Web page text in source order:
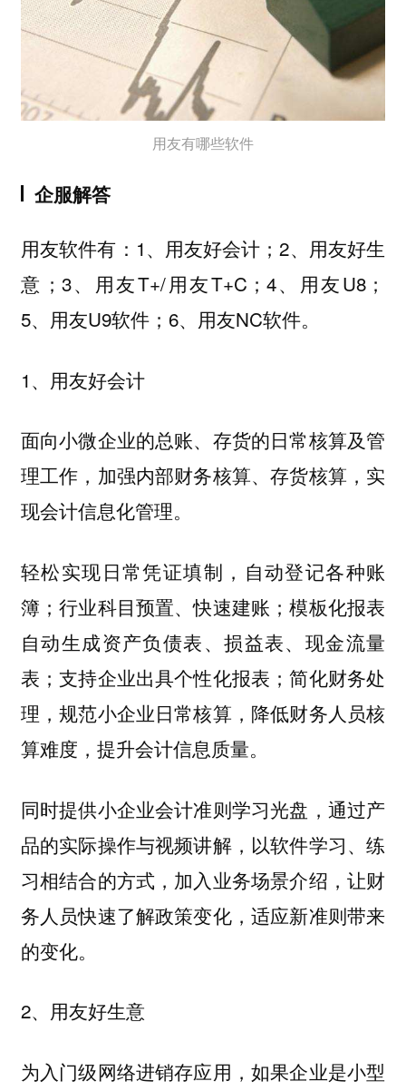
用友有哪些软件
企服解答
用友软件有：1、用友好会计；2、用友好生
意；3、用友T+/用友T+C；4、用友U8；
5、用友U9软件；6、用友NC软件。
1、用友好会计
面向小微企业的总账、存货的日常核算及管
理工作，加强内部财务核算、存货核算，实
现会计信息化管理。
轻松实现日常凭证填制，自动登记各种账
簿；行业科目预置、快速建账；模板化报表
自动生成资产负债表、损益表、现金流量
表；支持企业出具个性化报表；简化财务处
理，规范小企业日常核算，降低财务人员核
算难度，提升会计信息质量。
同时提供小企业会计准则学习光盘，通过产
品的实际操作与视频讲解，以软件学习、练
习相结合的方式，加入业务场景介绍，让财
务人员快速了解政策变化，适应新准则带来
的变化。
2、用友好生意
为入门级网络进销存应用，如果企业是小型